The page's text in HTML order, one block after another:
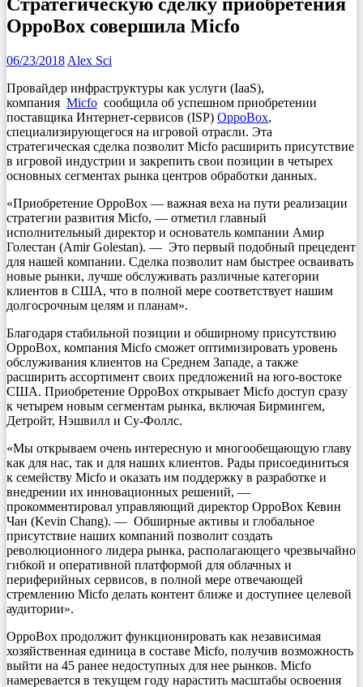
OppoBox совершила Micfo
06/23/2018 Alex Sci
Провайдер инфраструктуры как услуги (IaaS),
компания Micfo сообщила об успешном приобретении
поставщика Интернет-сервисов (ISP) OppoBox,
специализирующегося на игровой отрасли. Эта
стратегическая сделка позволит Micfo расширить присутствие
в игровой индустрии и закрепить свои позиции в четырех
основных сегментах рынка центров обработки данных.
«Приобретение OppoBox — важная веха на пути реализации
стратегии развития Micfo, — отметил главный
исполнительный директор и основатель компании Амир
Голестан (Amir Golestan). — Это первый подобный прецедент
для нашей компании. Сделка позволит нам быстрее осваивать
новые рынки, лучше обслуживать различные категории
клиентов в США, что в полной мере соответствует нашим
долгосрочным целям и планам».
Благодаря стабильной позиции и обширному присутствию
OppoBox, компания Micfo сможет оптимизировать уровень
обслуживания клиентов на Среднем Западе, а также
расширить ассортимент своих предложений на юго-востоке
США. Приобретение OppoBox открывает Micfo доступ сразу
к четырем новым сегментам рынка, включая Бирмингем,
Детройт, Нэшвилл и Су-Фоллс.
«Мы открываем очень интересную и многообещающую главу
как для нас, так и для наших клиентов. Рады присоединиться
к семейству Micfo и оказать им поддержку в разработке и
внедрении их инновационных решений, —
прокомментировал управляющий директор OppoBox Кевин
Чан (Kevin Chang). — Обширные активы и глобальное
присутствие наших компаний позволит создать
революционного лидера рынка, располагающего чрезвычайно
гибкой и оперативной платформой для облачных и
периферийных сервисов, в полной мере отвечающей
стремлению Micfo делать контент ближе и доступнее целевой
аудитории».
OppoBox продолжит функционировать как независимая
хозяйственная единица в составе Micfо, получив возможность
выйти на 45 ранее недоступных для нее рынков. Micfo
намеревается в текущем году нарастить масштабы освоения